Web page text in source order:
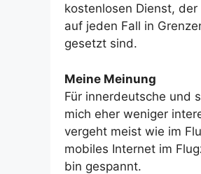
kostenlosen Dienst,
auf jeden Fall in
gesetzt sind.
Meine Meinung
Für innerdeutsche und
mich eher weniger
vergeht meist wie im
mobiles Internet im
bin gespannt.